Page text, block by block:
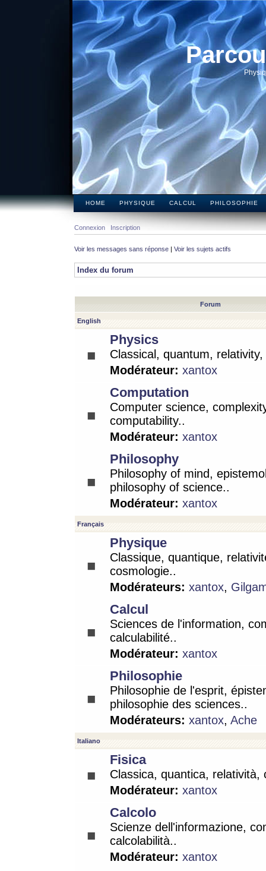
HOME PHYSIQUE CALCUL PHILOSOPHIE
Connexion Inscription
Voir les messages sans réponse | Voir les sujets actifs
Index du forum
Forum
English
Physics
Classical, quantum,
Modérateur: xantox
Computation
Computer science,
computability..
Modérateur: xantox
Philosophy
Philosophy of mind,
philosophy of science..
Modérateur: xantox
Français
Physique
Classique, quantique,
cosmologie..
Modérateurs: xantox,
Calcul
Sciences de l'information,
calculabilité..
Modérateur: xantox
Philosophie
Philosophie de l'esprit,
philosophie des sciences..
Modérateurs: xantox, Ache
Italiano
Fisica
Classica, quantica, relatività,
Modérateur: xantox
Calcolo
Scienze dell'informazione,
calcolabilità..
Modérateur: xantox